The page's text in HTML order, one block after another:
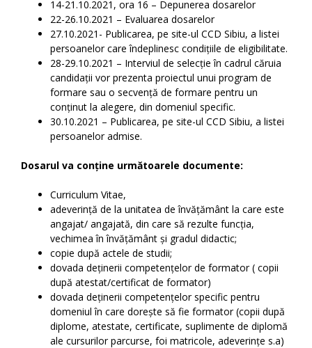
14-21.10.2021, ora 16 – Depunerea dosarelor
22-26.10.2021 – Evaluarea dosarelor
27.10.2021- Publicarea, pe site-ul CCD Sibiu, a listei
persoanelor care îndeplinesc condițiile de eligibilitate.
28-29.10.2021 – Interviul de selecție în cadrul căruia
candidații vor prezenta proiectul unui program de
formare sau o secvență de formare pentru un
conținut la alegere, din domeniul specific.
30.10.2021 – Publicarea, pe site-ul CCD Sibiu, a listei
persoanelor admise.
Dosarul va conține următoarele documente:
Curriculum Vitae,
adeverință de la unitatea de învățământ la care este
angajat/ angajată, din care să rezulte funcția,
vechimea în învățământ și gradul didactic;
copie după actele de studii;
dovada deținerii competențelor de formator ( copii
după atestat/certificat de formator)
dovada deținerii competențelor specific pentru
domeniul în care dorește să fie formator (copii după
diplome, atestate, certificate, suplimente de diplomă
ale cursurilor parcurse, foi matricole, adeverințe s.a)